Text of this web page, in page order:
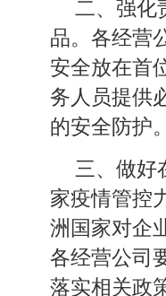
二、强化
品。各经营
安全放在首
务人员提供
的安全防护
三、做好
家疫情管控
洲国家对企
各经营公司
落实相关政